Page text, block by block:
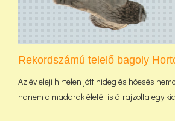
Rekordszámú telelő bagoly
Az év eleji hirtelen jött hideg és hóesés
hanem a madarak életét is átrajzolta egy